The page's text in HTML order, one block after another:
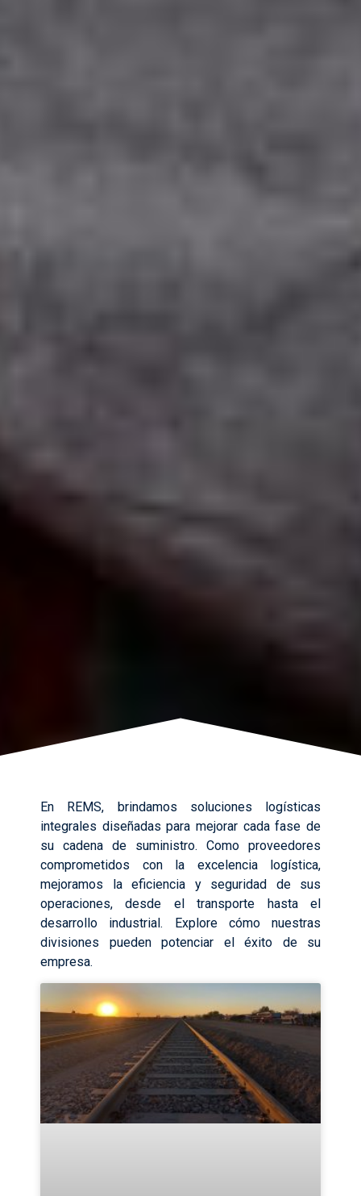
En REMS, brindamos soluciones logísticas
integrales diseñadas para mejorar cada fase de
su cadena de suministro. Como proveedores
comprometidos con la excelencia logística,
mejoramos la eficiencia y seguridad de sus
operaciones, desde el transporte hasta el
desarrollo industrial. Explore cómo nuestras
divisiones pueden potenciar el éxito de su
empresa.